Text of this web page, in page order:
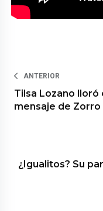
ANTERIOR
Tilsa Lozano lloró
mensaje de Zorro
¿Igualitos? Su